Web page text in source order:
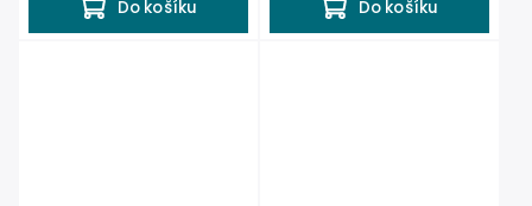
Do košíku Do košíku